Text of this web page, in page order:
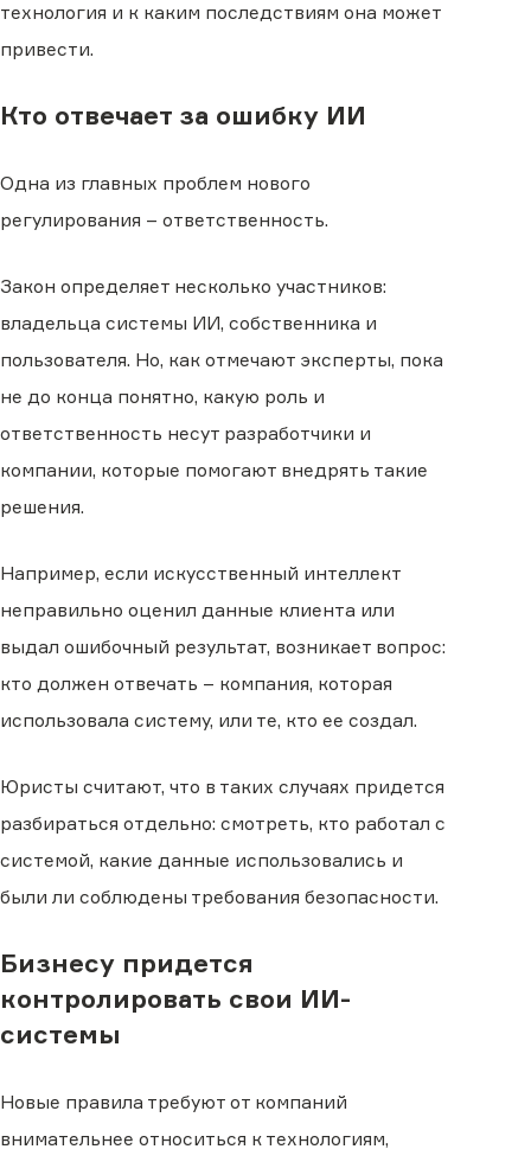
технология и к каким последствиям она может
привести.
Кто отвечает за ошибку ИИ
Одна из главных проблем нового
регулирования – ответственность.
Закон определяет несколько участников:
владельца системы ИИ, собственника и
пользователя. Но, как отмечают эксперты, пока
не до конца понятно, какую роль и
ответственность несут разработчики и
компании, которые помогают внедрять такие
решения.
Например, если искусственный интеллект
неправильно оценил данные клиента или
выдал ошибочный результат, возникает вопрос:
кто должен отвечать – компания, которая
использовала систему, или те, кто ее создал.
Юристы считают, что в таких случаях придется
разбираться отдельно: смотреть, кто работал с
системой, какие данные использовались и
были ли соблюдены требования безопасности.
Бизнесу придется
контролировать свои ИИ-
системы
Новые правила требуют от компаний
внимательнее относиться к технологиям,